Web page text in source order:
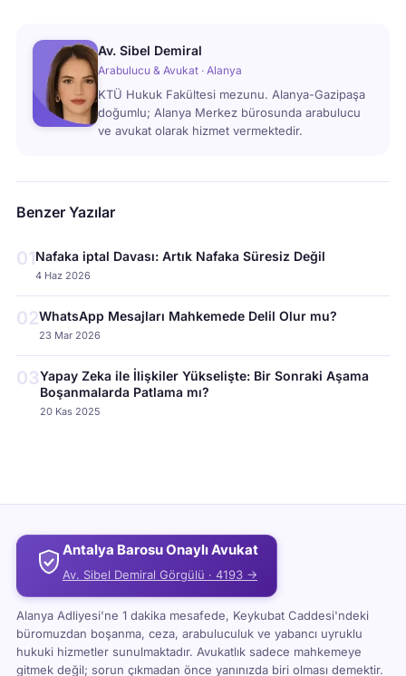
Av. Sibel Demiral
Arabulucu & Avukat · Alanya
KTÜ Hukuk Fakültesi mezunu. Alanya-Gazipaşa
doğumlu; Alanya Merkez bürosunda arabulucu
ve avukat olarak hizmet vermektedir.
Benzer Yazılar
01Nafaka iptal Davası: Artık Nafaka Süresiz Değil
4 Haz 2026
02WhatsApp Mesajları Mahkemede Delil Olur mu?
23 Mar 2026
03Yapay Zeka ile İlişkiler Yükselişte: Bir Sonraki Aşama
Boşanmalarda Patlama mı?
20 Kas 2025
Antalya Barosu Onaylı Avukat
Av. Sibel Demiral Görgülü · 4193 →
Alanya Adliyesi'ne 1 dakika mesafede, Keykubat Caddesi'ndeki
büromuzdan boşanma, ceza, arabuluculuk ve yabancı uyruklu
hukuki hizmetler sunulmaktadır. Avukatlık sadece mahkemeye
gitmek değil; sorun çıkmadan önce yanınızda biri olması demektir.